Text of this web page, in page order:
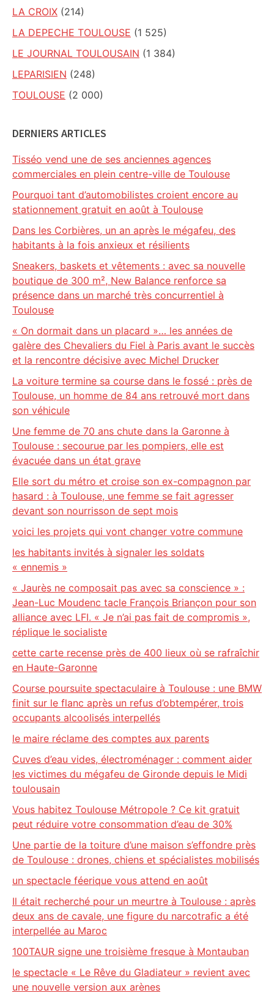
LA CROIX (214)
LA DEPECHE TOULOUSE (1 525)
LE JOURNAL TOULOUSAIN (1 384)
LEPARISIEN (248)
TOULOUSE (2 000)
DERNIERS ARTICLES
Tisséo vend une de ses anciennes agences
commerciales en plein centre-ville de Toulouse
Pourquoi tant d’automobilistes croient encore au
stationnement gratuit en août à Toulouse
Dans les Corbières, un an après le mégafeu, des
habitants à la fois anxieux et résilients
Sneakers, baskets et vêtements : avec sa nouvelle
boutique de 300 m², New Balance renforce sa
présence dans un marché très concurrentiel à
Toulouse
« On dormait dans un placard »… les années de
galère des Chevaliers du Fiel à Paris avant le succès
et la rencontre décisive avec Michel Drucker
La voiture termine sa course dans le fossé : près de
Toulouse, un homme de 84 ans retrouvé mort dans
son véhicule
Une femme de 70 ans chute dans la Garonne à
Toulouse : secourue par les pompiers, elle est
évacuée dans un état grave
Elle sort du métro et croise son ex-compagnon par
hasard : à Toulouse, une femme se fait agresser
devant son nourrisson de sept mois
voici les projets qui vont changer votre commune
les habitants invités à signaler les soldats
« ennemis »
« Jaurès ne composait pas avec sa conscience » :
Jean-Luc Moudenc tacle François Briançon pour son
alliance avec LFI. « Je n’ai pas fait de compromis »,
réplique le socialiste
cette carte recense près de 400 lieux où se rafraîchir
en Haute-Garonne
Course poursuite spectaculaire à Toulouse : une BMW
finit sur le flanc après un refus d’obtempérer, trois
occupants alcoolisés interpellés
le maire réclame des comptes aux parents
Cuves d’eau vides, électroménager : comment aider
les victimes du mégafeu de Gironde depuis le Midi
toulousain
Vous habitez Toulouse Métropole ? Ce kit gratuit
peut réduire votre consommation d’eau de 30%
Une partie de la toiture d’une maison s’effondre près
de Toulouse : drones, chiens et spécialistes mobilisés
un spectacle féerique vous attend en août
Il était recherché pour un meurtre à Toulouse : après
deux ans de cavale, une figure du narcotrafic a été
interpellée au Maroc
100TAUR signe une troisième fresque à Montauban
le spectacle « Le Rêve du Gladiateur » revient avec
une nouvelle version aux arènes